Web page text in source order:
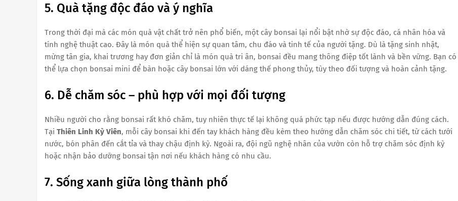
5. Quà tặng độc đáo và ý nghĩa
Trong thời đại mà các món quà vật chất trở nên phổ biến, một cây bonsai lại nổi bật nhờ sự độc đáo, cá nhân hóa và
tính nghệ thuật cao. Đây là món quà thể hiện sự quan tâm, chu đáo và tinh tế của người tặng. Dù là tặng sinh nhật,
mừng tân gia, khai trương hay đơn giản chỉ là món quà tri ân, bonsai đều mang thông điệp tốt lành và bền vững. Bạn có
thể lựa chọn bonsai mini để bàn hoặc cây bonsai lớn với dáng thế phong thủy, tùy theo đối tượng và hoàn cảnh tặng.
6. Dễ chăm sóc – phù hợp với mọi đối tượng
Nhiều người cho rằng bonsai rất khó chăm, tuy nhiên thực tế lại không quá phức tạp nếu được hướng dẫn đúng cách.
Tại Thiên Linh Kỳ Viên, mỗi cây bonsai khi đến tay khách hàng đều kèm theo hướng dẫn chăm sóc chi tiết, từ cách tưới
nước, bón phân đến cắt tỉa và thay chậu định kỳ. Ngoài ra, đội ngũ nghệ nhân của vườn còn hỗ trợ chăm sóc định kỳ
hoặc nhận bảo dưỡng bonsai tận nơi nếu khách hàng có nhu cầu.
7. Sống xanh giữa lòng thành phố